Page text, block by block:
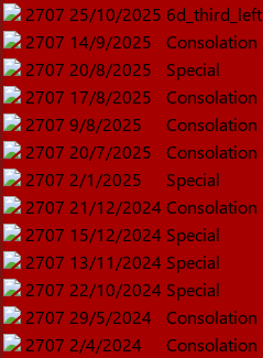
2707 25/10/2025 6d_third_left
2707 14/9/2025
Consolation
2707 20/8/2025
Special
2707 17/8/2025
Consolation
2707 9/8/2025
Consolation
2707 20/7/2025
Consolation
2707 2/1/2025
Special
2707 21/12/2024 Consolation
2707 15/12/2024 Special
2707 13/11/2024 Special
2707 22/10/2024 Special
2707 29/5/2024
Consolation
2707 2/4/2024
Consolation